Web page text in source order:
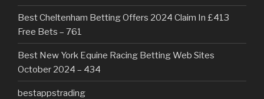
Best Cheltenham Betting Offers 2024 Claim In £413
Free Bets – 761
Best New York Equine Racing Betting Web Sites
October 2024 – 434
bestappstrading